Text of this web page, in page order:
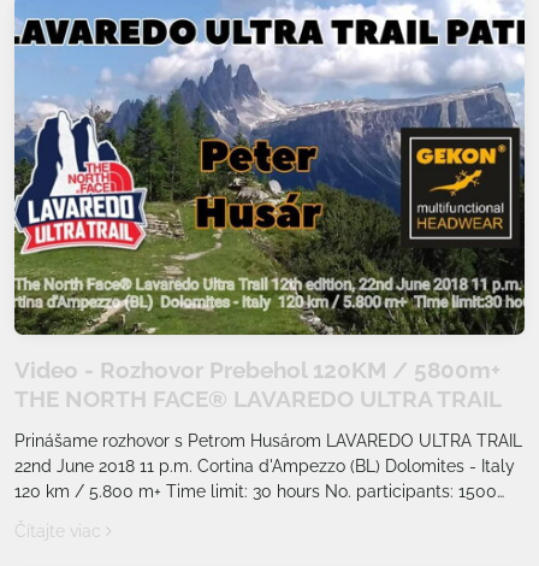
Video - Rozhovor Prebehol 120KM / 5800m+
THE NORTH FACE® LAVAREDO ULTRA TRAIL
Prinášame rozhovor s Petrom Husárom LAVAREDO ULTRA TRAIL
22nd June 2018 11 p.m. Cortina d'Ampezzo (BL) Dolomites - Italy
120 km / 5.800 m+ Time limit: 30 hours No. participants: 1500
Čítajte viac